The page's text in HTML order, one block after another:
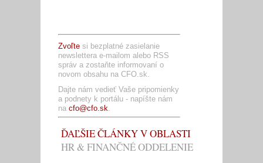
Zvoľte si bezplatné zasielanie
newslettera e-mailom alebo RSS
správ a zostaňte informovaní o
novom obsahu na CFO.sk.
Dajte nám vedieť Vaše pripomienky
a podnety k portálu - napíšte nám
na cfo@cfo.sk.
ĎAĽŠIE ČLÁNKY V OBLASTI
HR & FINANČNÉ ODDELENIE